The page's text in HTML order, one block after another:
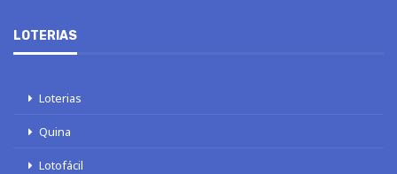
LOTERIAS
Loterias
Quina
Lotofácil